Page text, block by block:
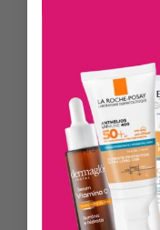
brindando una
aplicación.
Lleválo solo para un
sobre tu labial
ultra brillante.
Versátil y radiante, es
día o de noche con
elevan cualquier look.